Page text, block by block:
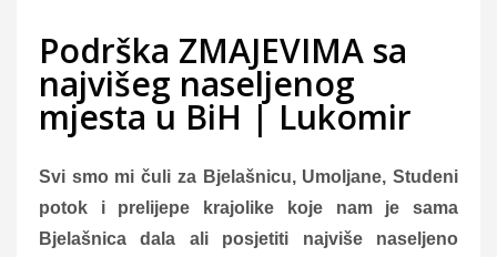
Podrška ZMAJEVIMA sa
najvišeg naseljenog
mjesta u BiH | Lukomir
Svi smo mi čuli za Bjelašnicu, Umoljane, Studeni
potok i prelijepe krajolike koje nam je sama
Bjelašnica dala ali posjetiti najviše naseljeno